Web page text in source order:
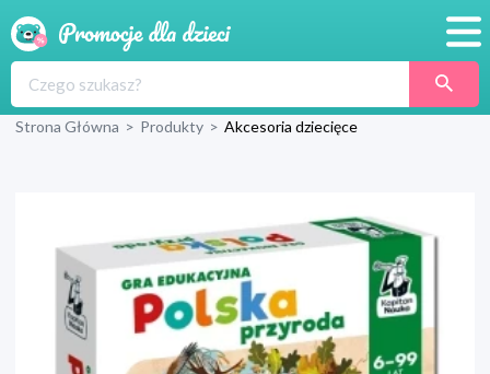
Produkty
Blog
Wyprawka
Strona Główna > Produkty > Akcesoria dziecięce